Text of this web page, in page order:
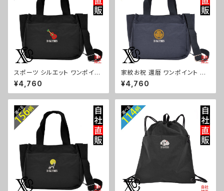
スポーツ シルエット ワンポイン
ト 刺繍トート ショルダーバッグ
カジュアル 軽量 レディース メン
ズ 雑貨 グッズ 自社ブランド 柄
バスケ テニス 和太鼓 大相撲 or
i-a-bg181-b08-s
¥4,760
家紋お祝 還暦 ワンポイント 刺
繍トート ショルダーバッグ カジ
ュアル 軽量 レディース メンズ
雑貨 グッズ 自社ブランド 柄 丸
木瓜 蔦 桐 ロゴ スカル ori-a-b
g181-b07-s
¥4,760